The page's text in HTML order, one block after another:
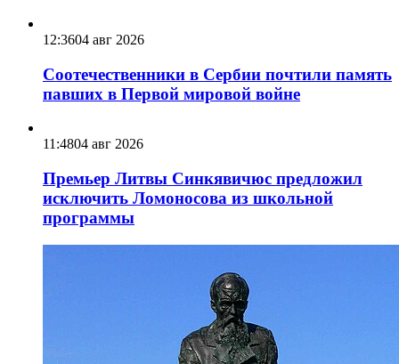
12:3604 авг 2026
Соотечественники в Сербии почтили память
павших в Первой мировой войне
11:4804 авг 2026
Премьер Литвы Синкявичюс предложил
исключить Ломоносова из школьной
программы